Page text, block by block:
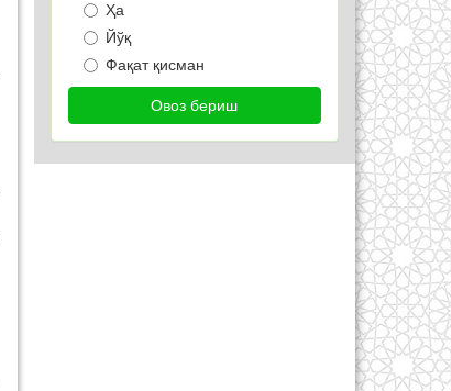
Ҳа
Йўқ
Фақат қисман